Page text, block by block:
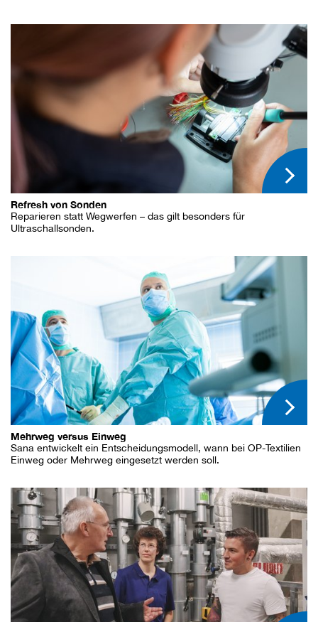
Refresh von Sonden
Reparieren statt Wegwerfen – das gilt besonders für
Ultraschallsonden.
Mehrweg versus Einweg
Sana entwickelt ein Entscheidungsmodell, wann bei OP-Textilien
Einweg oder Mehrweg eingesetzt werden soll.